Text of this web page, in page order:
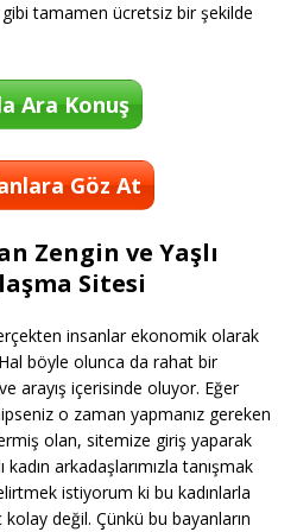
tamamen ücretsiz bir şekilde
Ara Konuş
Göz At
Zengin ve Yaşlı
Sitesi
insanlar ekonomik olarak
böyle olunca da rahat bir
arayış içerisinde oluyor. Eğer
o zaman yapmanız gereken
olan, sitemize giriş yaparak
arkadaşlarımızla tanışmak
istiyorum ki bu kadınlarla
değil. Çünkü bu bayanların